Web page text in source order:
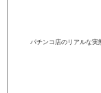
パチンコ店のリアルな